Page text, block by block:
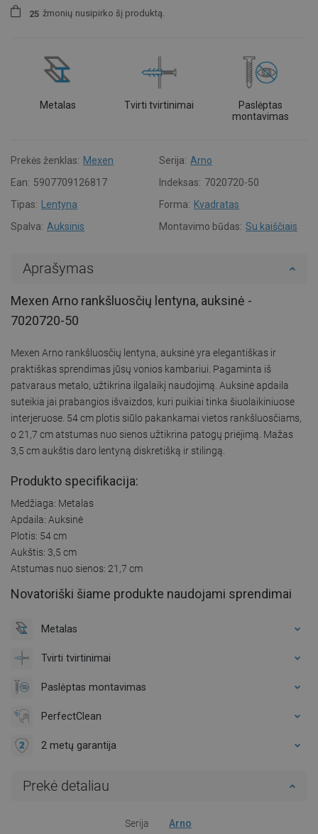
25 žmonių nusipirko šį produktą.
Metalas Tvirti tvirtinimai
Paslėptas
montavimas
Prekės ženklas: Mexen Serija: Arno
Ean: 5907709126817 Indeksas: 7020720-50
Tipas:
Lentyna Forma: Kvadratas
Spalva: Auksinis Montavimo būdas: Su kaiščiais
Aprašymas
Mexen Arno rankšluosčių lentyna, auksinė -
7020720-50
Mexen Arno rankšluosčių lentyna, auksinė yra elegantiškas ir
praktiškas sprendimas jūsų vonios kambariui. Pagaminta iš
patvaraus metalo, užtikrina ilgalaikį naudojimą. Auksinė apdaila
suteikia jai prabangios išvaizdos, kuri puikiai tinka šiuolaikiniuose
interjeruose. 54 cm plotis siūlo pakankamai vietos rankšluosčiams,
o 21,7 cm atstumas nuo sienos užtikrina patogų priėjimą. Mažas
3,5 cm aukštis daro lentyną diskretišką ir stilingą.
Produkto specifikacija:
Medžiaga: Metalas
Apdaila: Auksinė
Plotis: 54 cm
Aukštis: 3,5 cm
Atstumas nuo sienos: 21,7 cm
Novatoriški šiame produkte naudojami sprendimai
Metalas
Tvirti tvirtinimai
Paslėptas montavimas
PerfectClean
2 metų garantija
Prekė detaliau
Serija Arno